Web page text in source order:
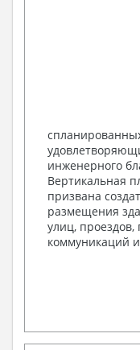
Разрезы и
Фасады с
Элементы
Ведомость
2.
Общие
Схемы
Элементы
Схема
Опоры
Элементы
3. Инженерный
инженерного
Вертикальная
призвана
размещения
улиц,
коммуникаций